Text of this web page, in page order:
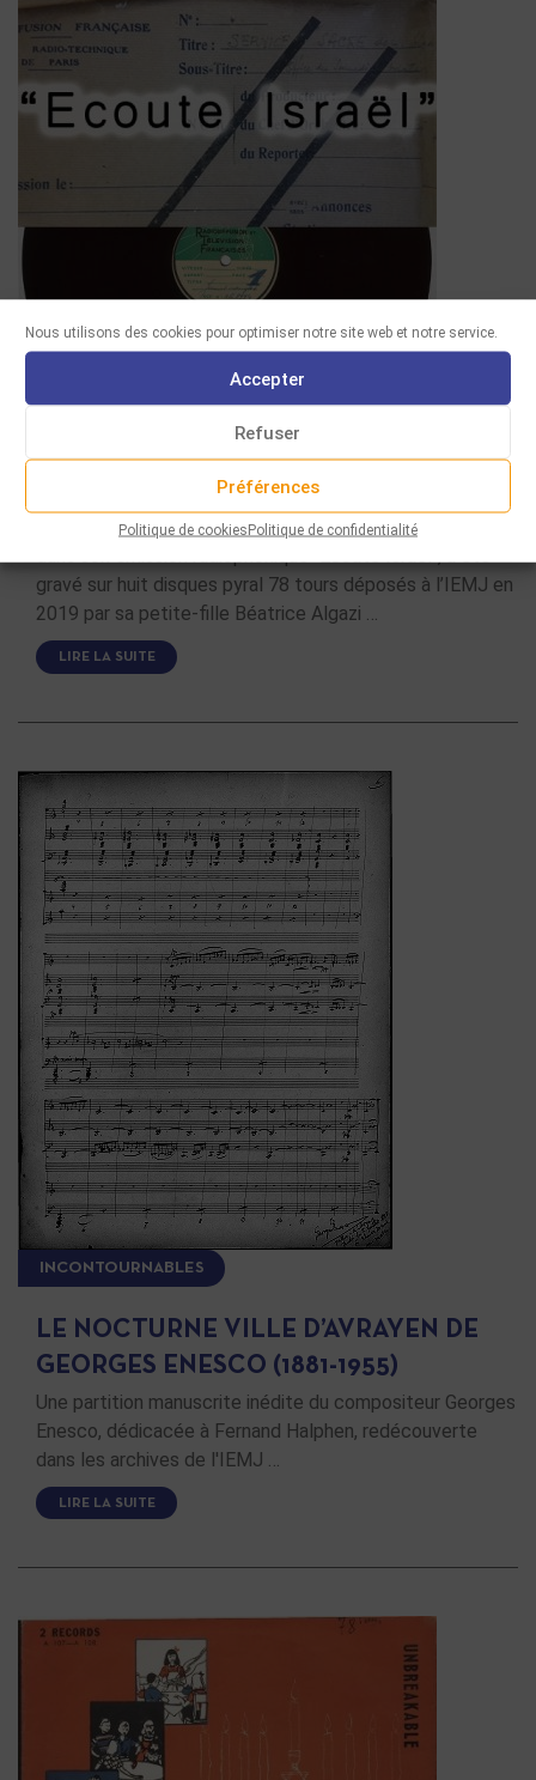
Nous utilisons des cookies pour optimiser notre site web et notre service.
Accepter
Refuser
Préférences
Politique de cookiesPolitique de confidentialité
LE SERVICE SACRÉ DE LÉON ALGAZI
Cette œuvre, présentée en 1954 par le compositeur
dans son émission radiophonique "Écoute Israël", a été
gravé sur huit disques pyral 78 tours déposés à l’IEMJ en
2019 par sa petite-fille Béatrice Algazi …
LIRE LA SUITE
INCONTOURNABLES
LE NOCTURNE VILLE D’AVRAYEN DE
GEORGES ENESCO (1881-1955)
Une partition manuscrite inédite du compositeur Georges
Enesco, dédicacée à Fernand Halphen, redécouverte
dans les archives de l'IEMJ …
LIRE LA SUITE